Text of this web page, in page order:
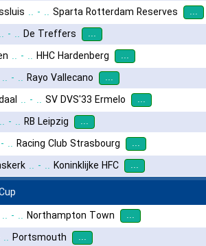
.. - .. Sparta Rotterdam Reserves ...
.. - .. De Treffers ...
.. - .. HHC Hardenberg ...
.. - .. Rayo Vallecano ...
.. - .. SV DVS'33 Ermelo ...
.. - .. RB Leipzig ...
- .. Racing Club Strasbourg ...
.. - .. Koninklijke HFC ...
.. - .. Northampton Town ...
.. Portsmouth ...